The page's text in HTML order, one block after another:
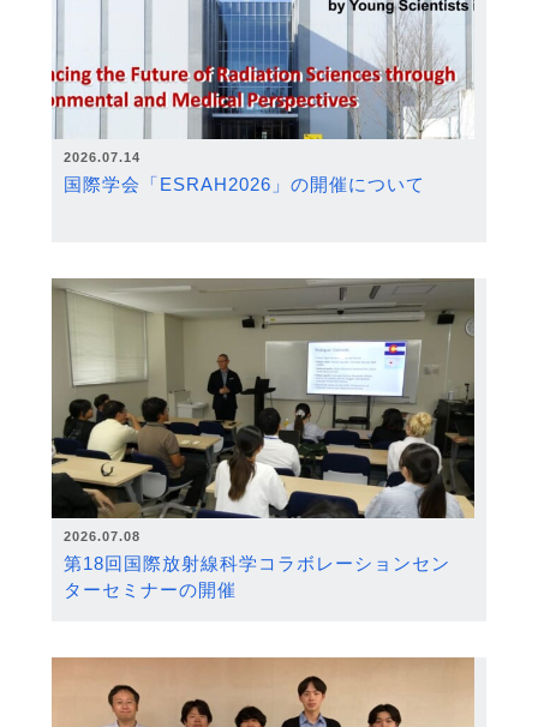
2026.07.14
国際学会「ESRAH2026」の開催について
2026.07.08
第18回国際放射線科学コラボレーションセン
ターセミナーの開催